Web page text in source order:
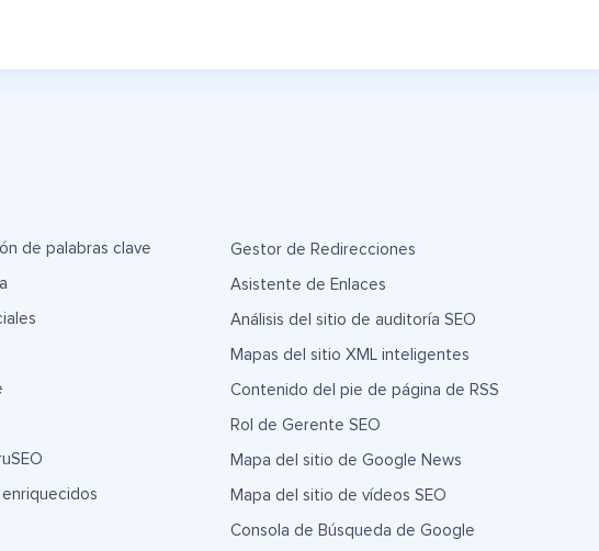
de palabras clave Gestor de Redirecciones
Asistente de Enlaces
Análisis del sitio de auditoría SEO
Mapas del sitio XML inteligentes
Contenido del pie de página de RSS
Rol de Gerente SEO
Mapa del sitio de Google News
Mapa del sitio de vídeos SEO
Consola de Búsqueda de Google